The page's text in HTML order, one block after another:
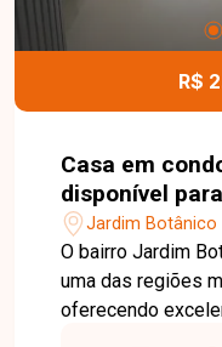
R$
Casa em
disponível
Botânico em
Jardim Botânico
O bairro Jardim
uma das regiões
oferecendo